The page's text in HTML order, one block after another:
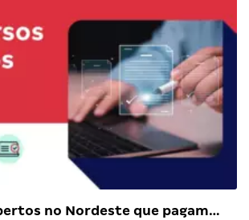
no Nordeste que pagam…